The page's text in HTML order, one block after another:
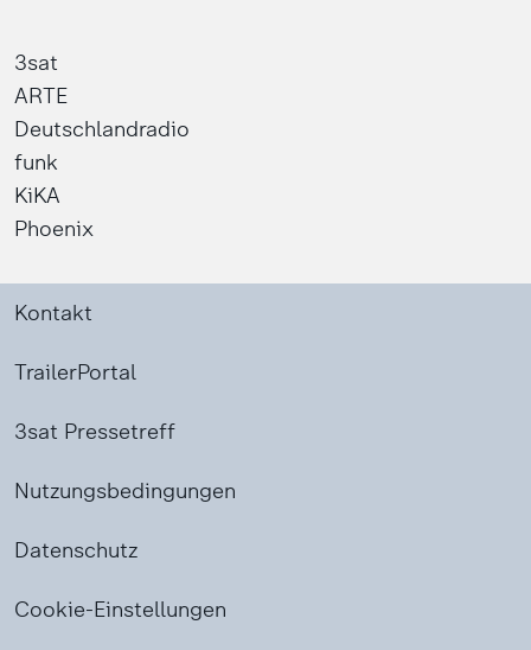
3sat
ARTE
Deutschlandradio
funk
KiKA
Phoenix
Kontakt
TrailerPortal
3sat Pressetreff
Nutzungsbedingungen
Datenschutz
Cookie-Einstellungen